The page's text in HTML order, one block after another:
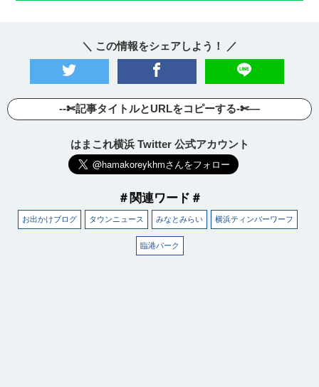
＼ この情報をシェアしよう！ ／
--✄記事タイトルとURLをコピーする-✄—
はまこれ横浜 Twitter 公式アカウント
＃関連ワード＃
お出かけブログ タウンニュース みなとみらい 横浜ティンバーワーフ
臨港パーク